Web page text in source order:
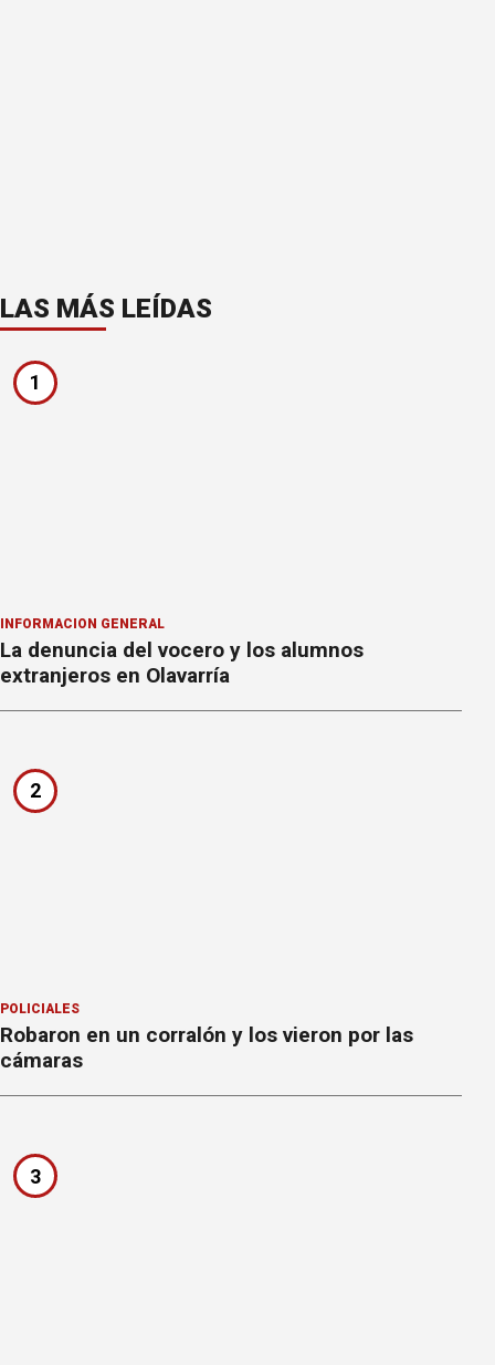
LAS MÁS LEÍDAS
1
INFORMACION GENERAL
La denuncia del vocero y los alumnos
extranjeros en Olavarría
2
POLICIALES
Robaron en un corralón y los vieron por las
cámaras
3